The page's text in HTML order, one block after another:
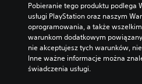
Pobieranie tego produktu podlega
usługi PlayStation oraz naszym
oprogramowania, a także
warunkom dodatkowym
nie akceptujesz tych warunków,
Inne ważne informacje można
świadczenia usługi.